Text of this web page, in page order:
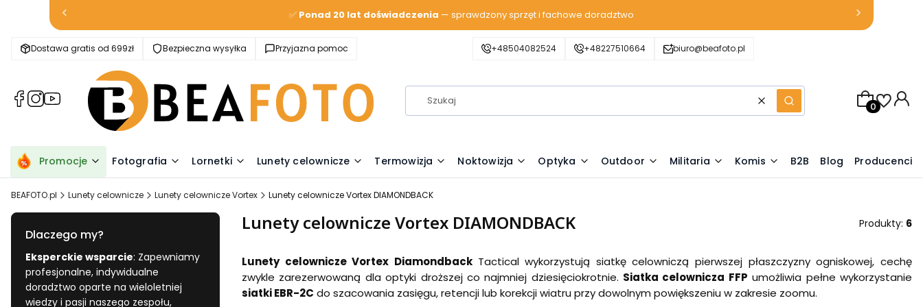
✅ Ponad 20 lat doświadczenia — sprawdzony sprzęt i fachowe doradztwo
Dostawa gratis od 699zł Bezpieczna wysyłka Przyjazna pomoc +48504082524 +48227510664 biuro@beafoto.pl
(Otwiera
karcie)
(Otwiera
karcie)
(Otwiera
karcie)
WyczyśćSzukaj
Produkty w
Promocje Fotografia Lornetki Lunety celownicze Termowizja Noktowizja Optyka Outdoor Militaria Komis B2B Blog Producenci
BEAFOTO.pl Lunety celownicze Lunety celownicze Vortex Lunety celownicze Vortex DIAMONDBACK
Dlaczego my?
Eksperckie wsparcie: Zapewniamy
profesjonalne, indywidualne
doradztwo oparte na wieloletniej
wiedzy i pasji naszego zespołu,
Lunety celownicze Vortex DIAMONDBACK Produkty: 6
Lunety celownicze Vortex Diamondback Tactical wykorzystują siatkę celowniczą pierwszej płaszczyzny ogniskowej, cechę
zwykle zarezerwowaną dla optyki droższej co najmniej dziesięciokrotnie. Siatka celownicza FFP umożliwia pełne wykorzystanie
siatki EBR-2C do szacowania zasięgu, retencji lub korekcji wiatru przy dowolnym powiększeniu w zakresie zoomu.